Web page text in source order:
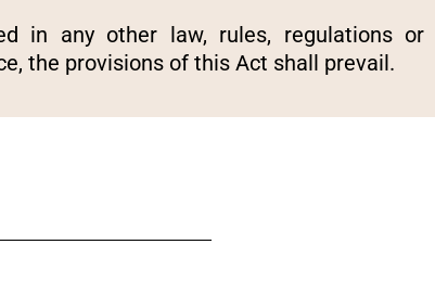
in any other law, rules, regulations or
the provisions of this Act shall prevail.